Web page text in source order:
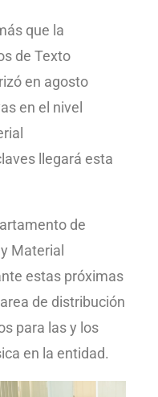
que la
de Texto
en agosto
en el nivel
llegará esta
de
Material
estas próximas
de distribución
para las y los
en la entidad.